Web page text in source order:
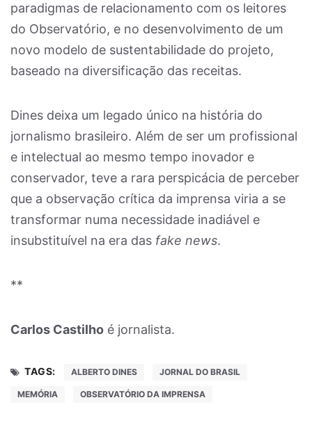
paradigmas de relacionamento com os leitores
do Observatório, e no desenvolvimento de um
novo modelo de sustentabilidade do projeto,
baseado na diversificação das receitas.
Dines deixa um legado único na história do
jornalismo brasileiro. Além de ser um profissional
e intelectual ao mesmo tempo inovador e
conservador, teve a rara perspicácia de perceber
que a observação crítica da imprensa viria a se
transformar numa necessidade inadiável e
insubstituível na era das fake news.
**
Carlos Castilho é jornalista.
TAGS: ALBERTO DINES JORNAL DO BRASIL
MEMÓRIA OBSERVATÓRIO DA IMPRENSA